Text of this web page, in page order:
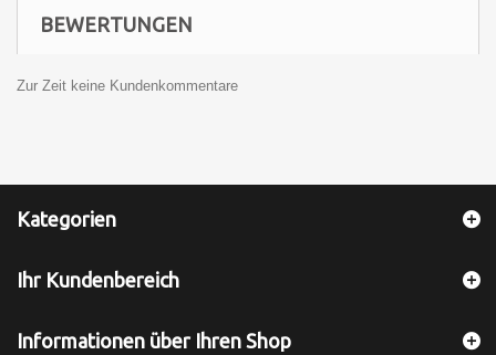
BEWERTUNGEN
Zur Zeit keine Kundenkommentare
Kategorien
Ihr Kundenbereich
Informationen über Ihren Shop